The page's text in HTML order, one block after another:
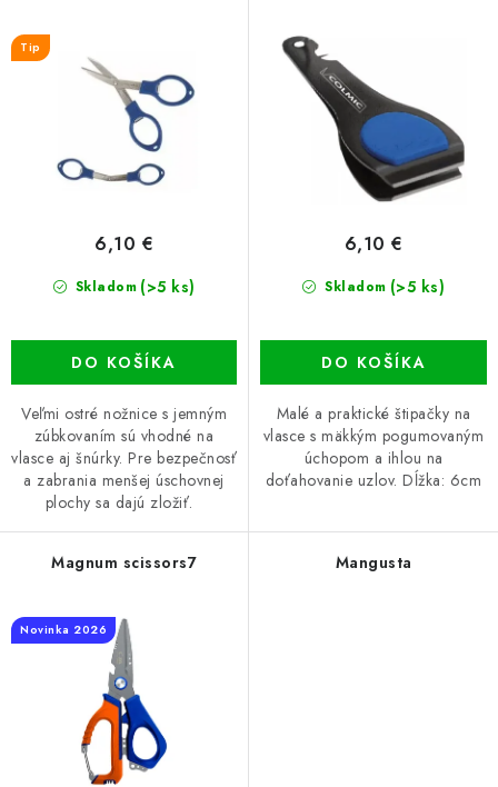
o
pTip
Skladom (>5 ks)
6,10 €
DO KOŠÍKA
Veľmi ostré nožnice s jemným
zúbkovaním sú vhodné na
vlasce aj šnúrky. Pre bezpečnosť
a zabrania menšej úschovnej
plochy sa dajú zložiť.
Skladom (>5 ks)
6,10 €
DO KOŠÍKA
Malé a praktické štipačky na
vlasce s mäkkým pogumovaným
úchopom a ihlou na
doťahovanie uzlov. Dĺžka: 6cm
Magnum scissors7
Novinka 2026
Mangusta